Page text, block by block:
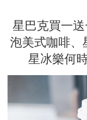
星巴克買一
泡美式咖啡、
星冰樂何